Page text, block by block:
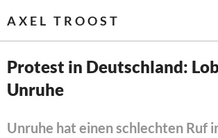
AXEL TROOST
Startseite
Themen
Protest in Deutschland:
Unruhe
Unruhe hat einen schlechten Ruf